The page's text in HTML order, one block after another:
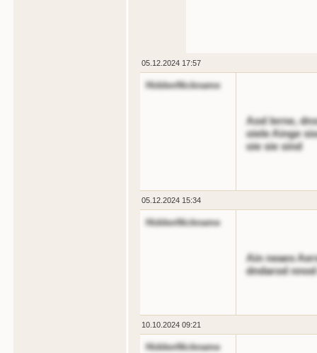
05.12.2024 17:57
HiddenNickname
Aod lerne,
oiele Ainge
oie sie sind
05.12.2024 15:34
HiddenNickname
Ain neaes
dndarod
10.10.2024 09:21
HiddenNickname